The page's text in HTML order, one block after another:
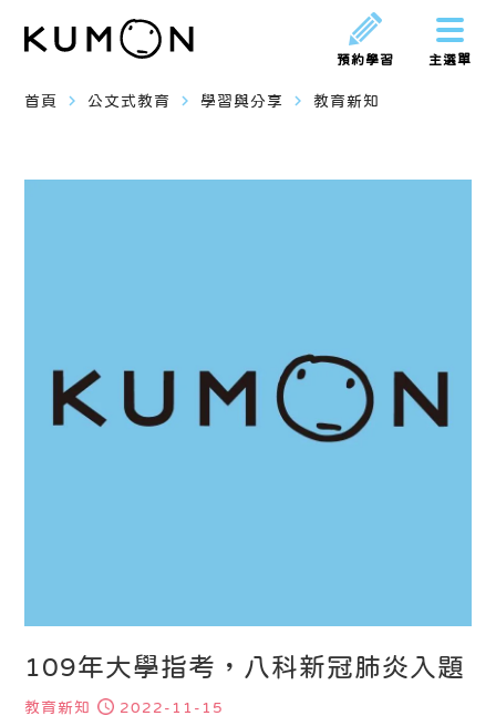
主選單
預約學習
首頁 navigate_next 公文式教育 navigate_next 學習與分享 navigate_next 教育新知
109年大學指考，八科新冠肺炎入題
教育新知 2022-11-15